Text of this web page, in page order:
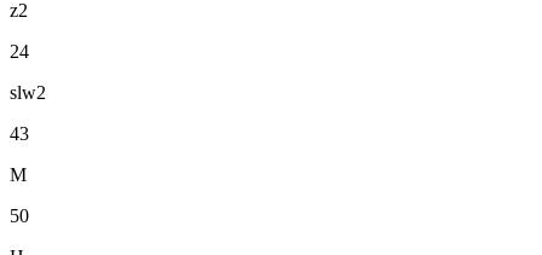
z2
24
slw2
43
M
50